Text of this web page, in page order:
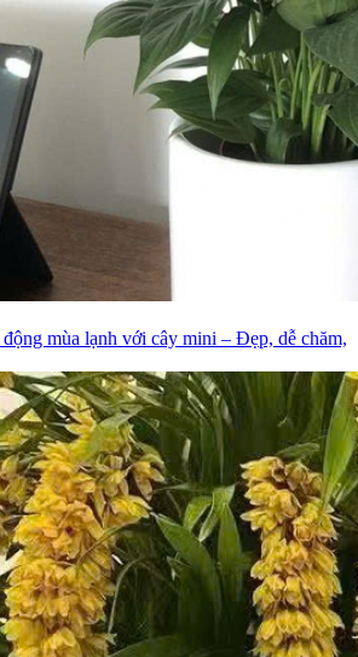
mùa lạnh với cây mini – Đẹp, dễ chăm,